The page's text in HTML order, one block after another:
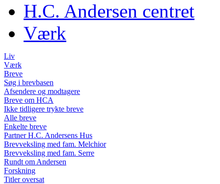
H.C. Andersen centret
Værk
Liv
Værk
Breve
Søg i brevbasen
Afsendere og modtagere
Breve om HCA
Ikke tidligere trykte breve
Alle breve
Enkelte breve
Partner H.C. Andersens Hus
Brevveksling med fam. Melchior
Brevveksling med fam. Serre
Rundt om Andersen
Forskning
Titler oversat